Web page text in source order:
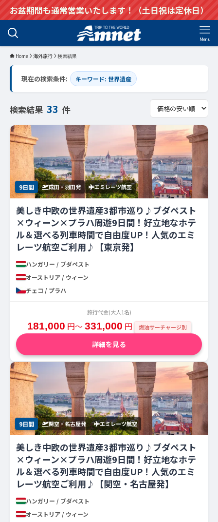
お盆期間も通常営業いたします！（土日祝は定休日）
Menu
Home 海外旅行 検索結果
現在の検索条件: キーワード: 世界遺産
検索結果 33 件
9日間 成田・羽田発 エミレーツ航空
美しき中欧の世界遺産3都市巡り♪ブダペスト
×ウィーン×プラハ周遊9日間！好立地なホテ
ル＆選べる列車時間で自由度UP！人気のエミ
レーツ航空ご利用♪【東京発】
ハンガリー / ブダペスト
オーストリア / ウィーン
チェコ / プラハ
旅行代金(大人1名)
181,000 円〜331,000 円 燃油サーチャージ別
詳細を見る
9日間 関空・名古屋発 エミレーツ航空
美しき中欧の世界遺産3都市巡り♪ブダペスト
×ウィーン×プラハ周遊9日間！好立地なホテ
ル＆選べる列車時間で自由度UP！人気のエミ
レーツ航空ご利用♪【関空・名古屋発】
ハンガリー / ブダペスト
オーストリア / ウィーン